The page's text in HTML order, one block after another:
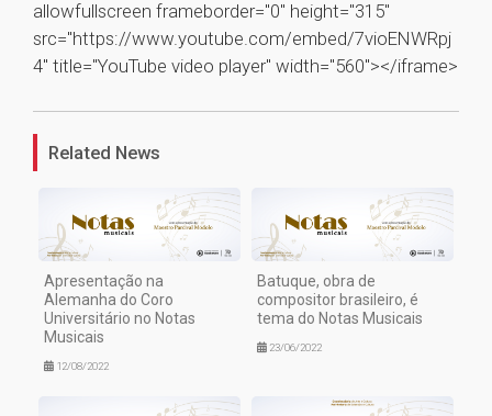
allowfullscreen frameborder="0" height="315"
src="https://www.youtube.com/embed/7vioENWRpj
4" title="YouTube video player" width="560"></iframe>
1
Related News
Apresentação na
Alemanha do Coro
Universitário no Notas
Musicais
12/08/2022
Batuque, obra de
compositor brasileiro, é
tema do Notas Musicais
23/06/2022